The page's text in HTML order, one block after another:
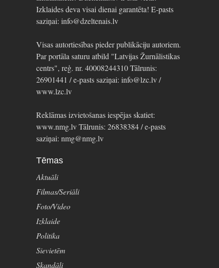
Izklaides deva visai dienai garantēta! E-pasts
saziņai: info@dzeltenais.lv
Visas autortiesības pieder publikāciju autoriem.
Par portāla saturu atbild "Latvijas Žurnālistikas
centrs", reģ. nr. 40008244310 Tālrunis:
26901441 / e-pasts saziņai: info@lzc.lv /
www.lzc.lv
Reklāmas izvietošanas iespējas skatiet:
www.nmg.lv Tālrunis: 26838384 / e-pasts
saziņai: nmg@nmg.lv
Tēmas
Aktuāli
Filmas/Seriāli
Foto/Video
Izklaide
Politika
Sievietēm
Skandāli